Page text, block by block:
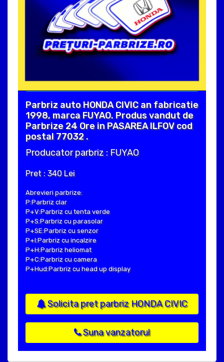
Parbriz auto HONDA CIVIC an fabricatie
1998, marca FUYAO. Produs vandut de
Parbrize 24 Ore in PASAREA ILFOV cod
postal 77032 .
Producator parbriz : FUYAO
Pret : 340 Lei
Abrevieri parbrize:
P:Parbriz clar
P+V:Parbriz cu tenta verde
P+S:Parbriz cu parasolar
P+SE:Parbriz cu senzor
P+I:Parbriz cu incalzire
P+H:Parbriz heliomat
P+C:Parbriz cu camera
P+Hud:Parbriz cu head up display
Solicita pret parbriz HONDA CIVIC
Suna vanzatorul